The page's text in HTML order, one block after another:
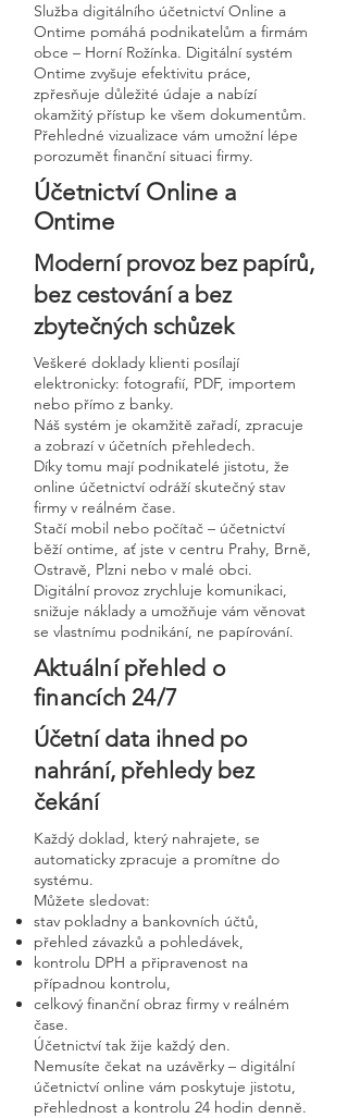
Služba digitálního účetnictví Online a
Ontime pomáhá podnikatelům a firmám
obce – Horní Rožínka. Digitální systém
Ontime zvyšuje efektivitu práce,
zpřesňuje důležité údaje a nabízí
okamžitý přístup ke všem dokumentům.
Přehledné vizualizace vám umožní lépe
porozumět finanční situaci firmy.
Účetnictví Online a
Ontime
Moderní provoz bez papírů,
bez cestování a bez
zbytečných schůzek
Veškeré doklady klienti posílají
elektronicky: fotografií, PDF, importem
nebo přímo z banky.
Náš systém je okamžitě zařadí, zpracuje
a zobrazí v účetních přehledech.
Díky tomu mají podnikatelé jistotu, že
online účetnictví odráží skutečný stav
firmy v reálném čase.
Stačí mobil nebo počítač – účetnictví
běží ontime, ať jste v centru Prahy, Brně,
Ostravě, Plzni nebo v malé obci.
Digitální provoz zrychluje komunikaci,
snižuje náklady a umožňuje vám věnovat
se vlastnímu podnikání, ne papírování.
Aktuální přehled o
financích 24/7
Účetní data ihned po
nahrání, přehledy bez
čekání
Každý doklad, který nahrajete, se
automaticky zpracuje a promítne do
systému.
Můžete sledovat:
stav pokladny a bankovních účtů,
přehled závazků a pohledávek,
kontrolu DPH a připravenost na
případnou kontrolu,
celkový finanční obraz firmy v reálném
čase.
Účetnictví tak žije každý den.
Nemusíte čekat na uzávěrky – digitální
účetnictví online vám poskytuje jistotu,
přehlednost a kontrolu 24 hodin denně.